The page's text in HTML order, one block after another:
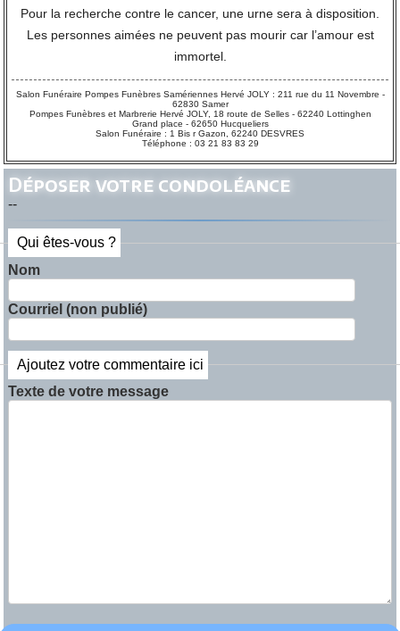
Pour la recherche contre le cancer, une urne sera à disposition.
Les personnes aimées ne peuvent pas mourir car l’amour est
immortel.
Salon Funéraire Pompes Funèbres Samériennes Hervé JOLY : 211 rue du 11 Novembre -
62830 Samer
Pompes Funèbres et Marbrerie Hervé JOLY, 18 route de Selles - 62240 Lottinghen
Grand place - 62650 Hucqueliers
Salon Funéraire : 1 Bis r Gazon, 62240 DESVRES
Téléphone : 03 21 83 83 29
Déposer votre condoléance
--
Qui êtes-vous ?
Nom
Courriel (non publié)
Ajoutez votre commentaire ici
Texte de votre message